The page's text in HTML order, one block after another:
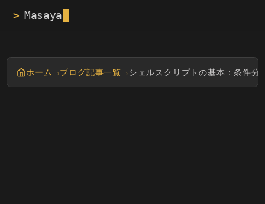
>
ホーム→ブログ記事一覧→シェルスクリプトの基本：条件分